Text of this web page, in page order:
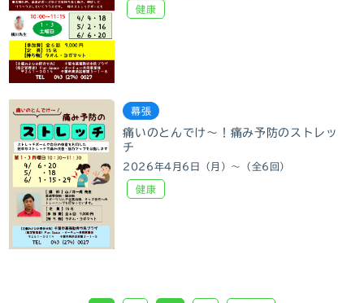
健康
幕張
痛いのとんでけ～！痛み予防のストレッ
チ
2026年4月6日（月）～（全6回）
健康